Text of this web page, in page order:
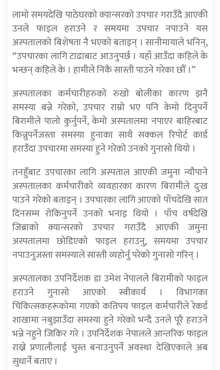
लामो समयदेखि पाठेघरको क्यान्सरको उपचार गराउँदै आएकी
उनले फाइल हराउने र समयमा उपचार नपाउने यस
अस्पतालको बिशेषता नै भएको बताइन् । सानीमायाले भनिन्,
“उपचारका लागि टाढाबाट आउनुपर्छ । यहाँ आउँदा कहिले के
भन्छन् कहिले के । हामीले निकै सास्ती पाउने गरेका छौँ ।”
अस्पतालका कर्मचारीहरुको रुखो बोलीका कारण झनै
समस्या बन्ने गरेको, उपचार राम्रो भए पनि केमो दिनुपर्ने
बिरामीले पालो कुर्नुपर्ने, केमो अस्पतालमा नपाएर बाहिरबाट
किन्नुपर्नेजस्ता समस्या हुनाका साथै सक्कल रिपोर्ट कार्ड
हराउँदा उपचारमा समस्या हुने गरेको उनको गुनासो थियो ।
तनहुँबाट उपचारका लागि अस्पताल आएकी जमुना न्यौपाने
अस्पतालका कर्मचारीको व्यवहारका कारण बिरामीले दुःख
पाउने गरेको बताइन् । उपचारका लागि आएको पाँचदेखि सात
दिनसम्म रोकिनुपर्ने उनको भनाइ थियो । पाँच वर्षदेखि
जिब्राको क्यान्सरको उपचार गराउँदै आएकी जमुना
अस्पतालमा छोडिएको फाइल हराउनु, समयमा उपचार
नपाउनुजस्ता समस्याले सास्ती व्यहोर्नु परेको गुनासो गरिन् ।
अस्पतालका उपनिर्देशक डा उमेश नेपालले बिरामीको फाइल
हराउने गुनासो आएको स्वीकार्य । विभागका
चिकित्सकहरूकोमा गएको कतिपय फाइल कर्मचारीले रेकर्ड
शाखामा नबुझाउँदा समस्या हुने गरेको भन्दै उनले पूरै हराउने
भन्ने नहुने जिकिर गरे । उपनिर्देशक नेपालले आन्तरिक फाइल
राख्ने प्रणालीलाई चुस्त बनाउनुपर्ने अवस्था देखिएकाले अब
सुधार्ने बताए ।